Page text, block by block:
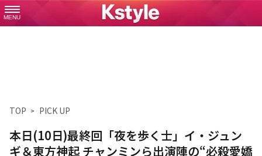
MENU
TOP PICK UP
本日(10日)最終回「夜を歩く士」イ・ジュン
ギ＆東方神起 チャンミンら出演陣の“必殺愛嬌